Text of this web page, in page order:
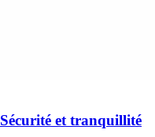
et tranquillité